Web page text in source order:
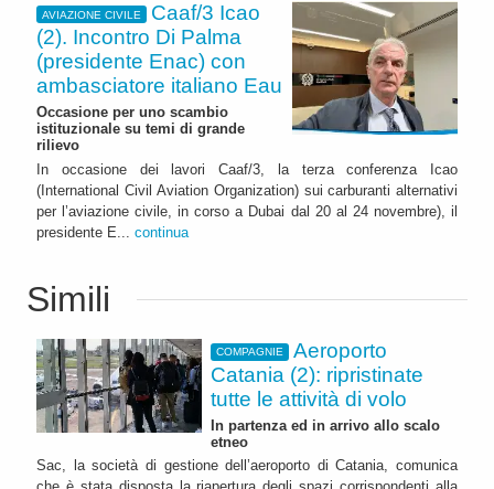
AVIAZIONE CIVILE
Caaf/3 Icao
(2). Incontro Di Palma
(presidente Enac) con
ambasciatore italiano Eau
Occasione per uno scambio
istituzionale su temi di grande
rilievo
In occasione dei lavori Caaf/3, la terza conferenza Icao
(International Civil Aviation Organization) sui carburanti alternativi
per l’aviazione civile, in corso a Dubai dal 20 al 24 novembre), il
presidente E... continua
Simili
COMPAGNIE
Aeroporto
Catania (2): ripristinate
tutte le attività di volo
In partenza ed in arrivo allo scalo
etneo
Sac, la società di gestione dell’aeroporto di Catania, comunica